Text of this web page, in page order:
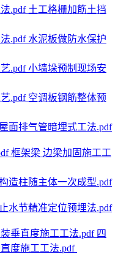
土工格栅加筋土挡
水泥板做防水保护
小墙垛预制现场安
空调板钢筋整体预
屋面排气管暗埋式工法.pdf
框架梁 边梁加固施工工
造柱随主体一次成型.pdf
止水节精准定位预埋法.pdf
四
度施工工法.pdf